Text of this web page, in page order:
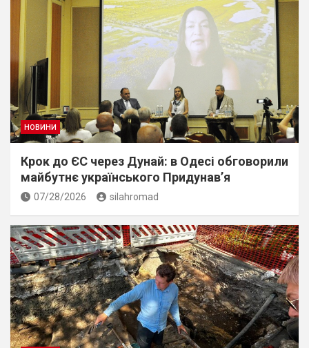
НОВИНИ
Крок до ЄС через Дунай: в Одесі обговорили
майбутнє українського Придунав’я
07/28/2026 silahromad